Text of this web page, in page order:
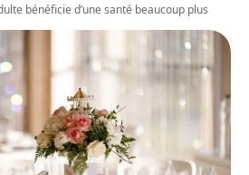
bénéficie d’une santé beaucoup plus